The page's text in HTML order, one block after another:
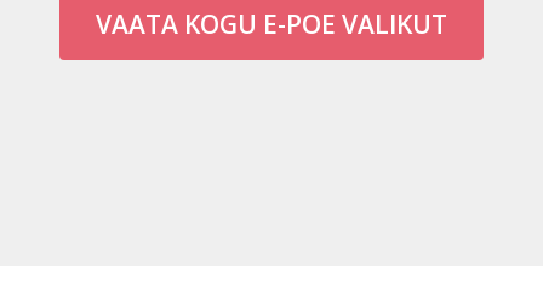
VAATA KOGU E-POE VALIKUT